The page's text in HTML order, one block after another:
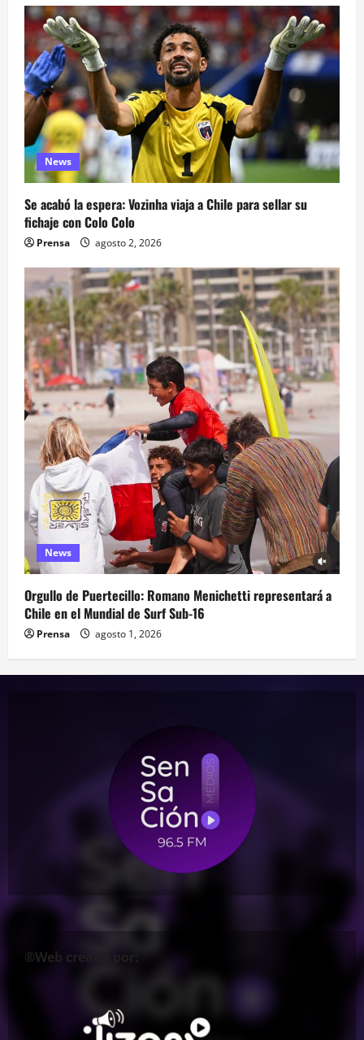
News
Se acabó la espera: Vozinha viaja a Chile para sellar su
fichaje con Colo Colo
Prensa agosto 2, 2026
News
Orgullo de Puertecillo: Romano Menichetti representará a
Chile en el Mundial de Surf Sub-16
Prensa agosto 1, 2026
®Web creada por: